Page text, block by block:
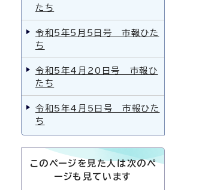
たち
令和5年5月5日号 市報ひた
ち
令和5年4月20日号 市報ひ
たち
令和5年4月5日号 市報ひた
ち
このページを見た人は次のペ
ージも見ています